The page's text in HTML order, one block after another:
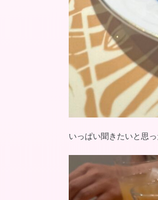
いっぱい聞きたいと思っ